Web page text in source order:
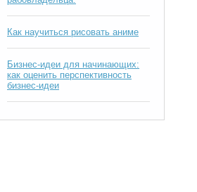
Как научиться рисовать аниме
Бизнес-идеи для начинающих:
как оценить перспективность
бизнес-идеи